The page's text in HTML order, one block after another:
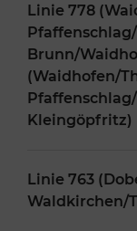
Linie 778
Brunn/
(Waidhofen/
Kleingöpfritz)
Linie 763
Waldkirchen/